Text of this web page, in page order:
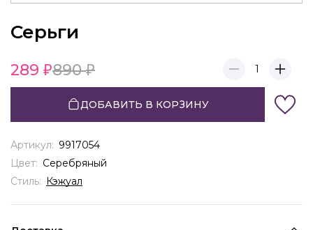
Серьги
289 890 1
ДОБАВИТЬ В КОРЗИНУ
Артикул: 9917054
Цвет: Серебряный
Стиль: Кэжуал